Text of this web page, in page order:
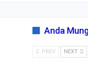
Anda
PREV NEXT